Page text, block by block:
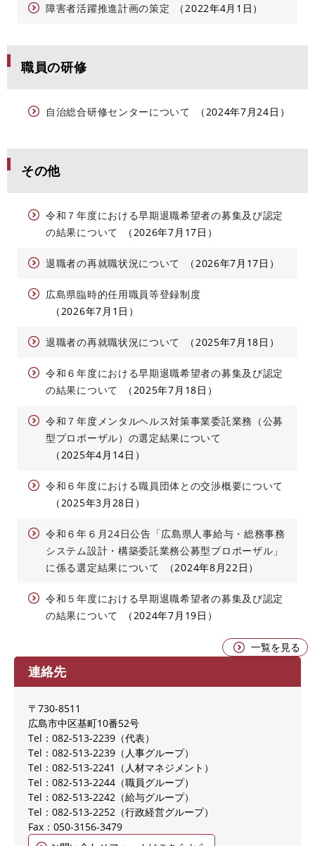
障害者活躍推進計画の策定 2022年4月1日
職員の研修
自治総合研修センターについて 2024年7月24日
その他
令和７年度における早期退職希望者の募集及び認定
の結果について
2026年7月17日
退職者の再就職状況について 2026年7月17日
広島県臨時的任用職員等登録制度
2026年7月1日
退職者の再就職状況について 2025年7月18日
令和６年度における早期退職希望者の募集及び認定
の結果について
2025年7月18日
令和７年度メンタルヘルス対策事業委託業務（公募
型プロポーザル）の選定結果について
2025年4月14日
令和６年度における職員団体との交渉概要について
2025年3月28日
令和６年６月24日公告「広島県人事給与・総務事務
システム設計・構築委託業務公募型プロポーザル」
に係る選定結果について
2024年8月22日
令和５年度における早期退職希望者の募集及び認定
の結果について
2024年7月19日
一覧を見る
連絡先
〒730-8511
広島市中区基町10番52号
Tel：082-513-2239
代表
Tel：082-513-2239
人事グループ
Tel：082-513-2241
人材マネジメント
Tel：082-513-2244
職員グループ
Tel：082-513-2242
給与グループ
Tel：082-513-2252
行政経営グループ
Fax：050-3156-3479